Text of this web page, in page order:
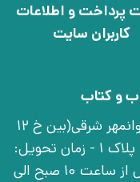
پرداخت و اطلاعات
کاربران سایت
و کتاب
تهران، خ انقلاب، خ 12 فروردین، خ روانمهر شرقی(بین خ 12
فروردین و خ فخر رازی)، بن‌بست اوّل، پلاک 1 - زمان تحویل:
شنبه تا چهارشنبه به جز روزهای تعطیل از ساعت 10 صبح الی